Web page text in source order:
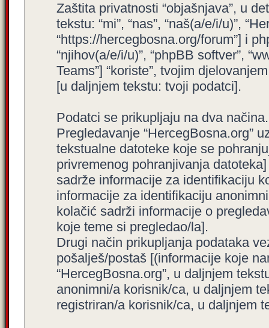
Zaštita privatnosti “objašnjava”, u
tekstu: “mi”, “nas”, “naš(a/e/i/u)”,
“https://hercegbosna.org/forum”] i
“njihov(a/e/i/u)”, “phpBB softver”,
Teams”] “koriste”, tvojim
[u daljnjem tekstu: tvoji podatci].
Podatci se prikupljaju na dva načina.
Pregledavanje “HercegBosna.org”
tekstualne datoteke koje se
privremenog pohranjivanja
sadrže informacije za identifikaciju
informacije za identifikaciju
kolačić sadrži informacije o
koje teme si pregledao/la].
Drugi način prikupljanja podataka
pošalješ/postaš [(informacije koje
“HercegBosna.org”, u daljnjem
anonimni/a korisnik/ca, u daljnjem
registriran/a korisnik/ca, u daljnjem